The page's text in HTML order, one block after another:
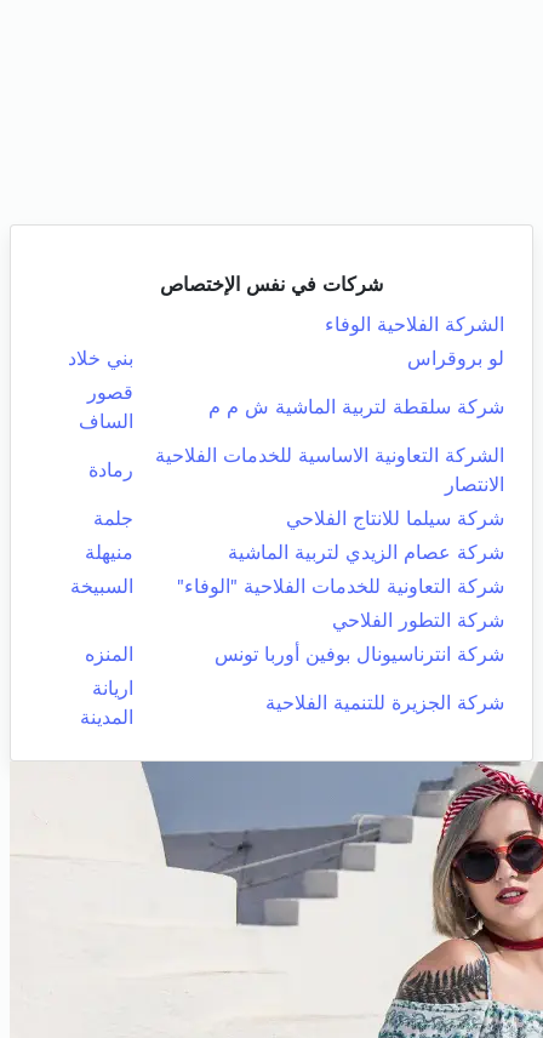
شركات في نفس الإختصاص
الشركة الفلاحية الوفاء
لو بروقراس
بني خلاد
شركة سلقطة لتربية الماشية ش م م
قصور
الساف
الشركة التعاونية الاساسية للخدمات الفلاحية
الانتصار
رمادة
شركة سيلما للانتاج الفلاحي
جلمة
شركة عصام الزيدي لتربية الماشية
منيهلة
شركة التعاونية للخدمات الفلاحية "الوفاء"
السبيخة
شركة التطور الفلاحي
شركة انترناسيونال بوفين أوربا تونس
المنزه
شركة الجزيرة للتنمية الفلاحية
اريانة
المدينة